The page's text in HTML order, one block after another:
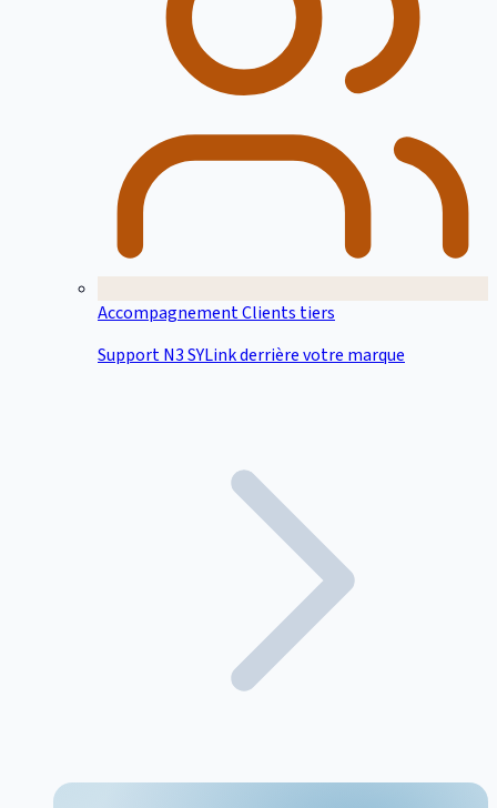
Accompagnement Clients tiers
Support N3 SYLink derrière votre marque